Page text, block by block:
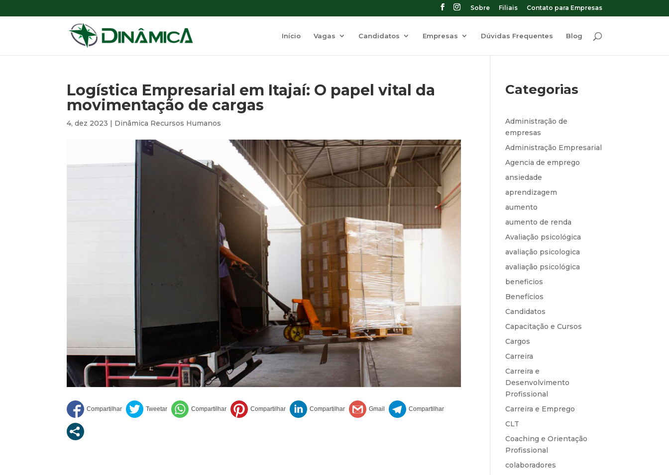
Sobre Filiais Contato para Empresas
Início Vagas Candidatos Empresas Dúvidas Frequentes Blog
Logística Empresarial em Itajaí: O papel vital da
movimentação de cargas
4, dez 2023 | Dinâmica Recursos Humanos
Categorias
Administração de
empresas
Administração Empresarial
Agencia de emprego
ansiedade
aprendizagem
aumento
aumento de renda
Avaliação psicológica
avaliação psicologica
avaliação psicológica
beneficios
Benefícios
Candidatos
Capacitação e Cursos
Cargos
Carreira
Carreira e
Desenvolvimento
Profissional
Carreira e Emprego
CLT
Coaching e Orientação
Profissional
colaboradores